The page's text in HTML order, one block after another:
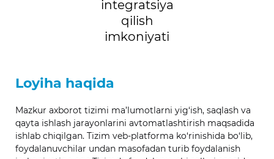
integratsiya
qilish
imkoniyati
Loyiha haqida
Mazkur axborot tizimi ma’lumotlarni yig‘ish, saqlash va
qayta ishlash jarayonlarini avtomatlashtirish maqsadida
ishlab chiqilgan. Tizim veb-platforma ko‘rinishida bo‘lib,
foydalanuvchilar undan masofadan turib foydalanish